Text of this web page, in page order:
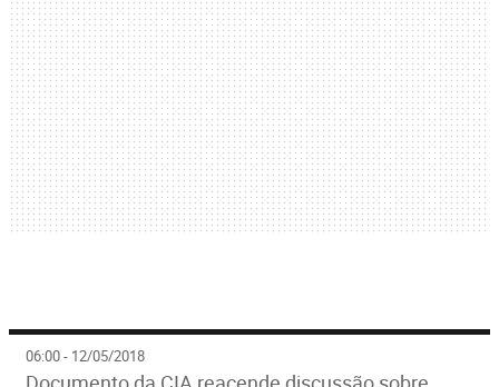
06:00 - 12/05/2018